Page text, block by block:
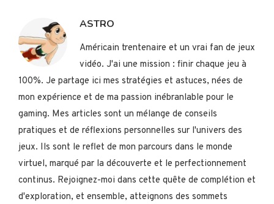
ASTRO
Américain trentenaire et un vrai fan de jeux
vidéo. J'ai une mission : finir chaque jeu à
100%. Je partage ici mes stratégies et astuces, nées de
mon expérience et de ma passion inébranlable pour le
gaming. Mes articles sont un mélange de conseils
pratiques et de réflexions personnelles sur l'univers des
jeux. Ils sont le reflet de mon parcours dans le monde
virtuel, marqué par la découverte et le perfectionnement
continus. Rejoignez-moi dans cette quête de complétion et
d'exploration, et ensemble, atteignons des sommets